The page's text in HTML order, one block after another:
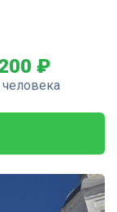
₽
человека